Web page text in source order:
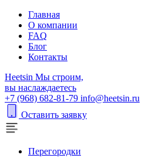
Главная
О компании
FAQ
Блог
Контакты
Heetsin Мы строим,
вы наслаждаетесь
+7 (968) 682-81-79 info@heetsin.ru
Оставить заявку
Перегородки